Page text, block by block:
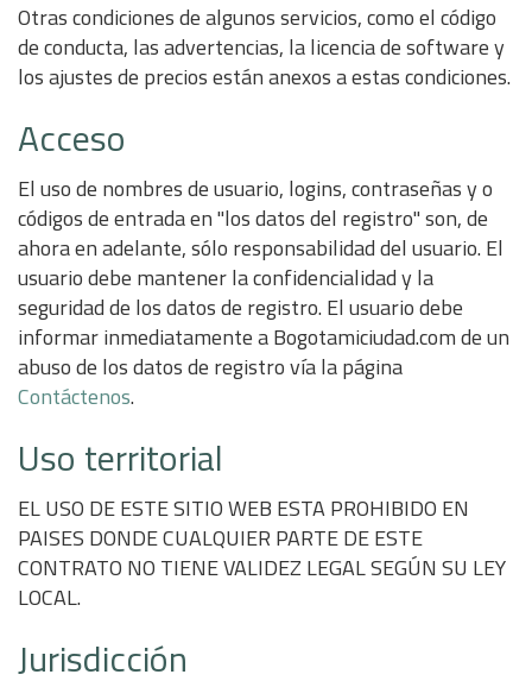
Otras condiciones de algunos servicios, como el código
de conducta, las advertencias, la licencia de software y
los ajustes de precios están anexos a estas condiciones.
Acceso
El uso de nombres de usuario, logins, contraseñas y o
códigos de entrada en "los datos del registro" son, de
ahora en adelante, sólo responsabilidad del usuario. El
usuario debe mantener la confidencialidad y la
seguridad de los datos de registro. El usuario debe
informar inmediatamente a Bogotamiciudad.com de un
abuso de los datos de registro vía la página
Contáctenos.
Uso territorial
EL USO DE ESTE SITIO WEB ESTA PROHIBIDO EN
PAISES DONDE CUALQUIER PARTE DE ESTE
CONTRATO NO TIENE VALIDEZ LEGAL SEGÚN SU LEY
LOCAL.
Jurisdicción